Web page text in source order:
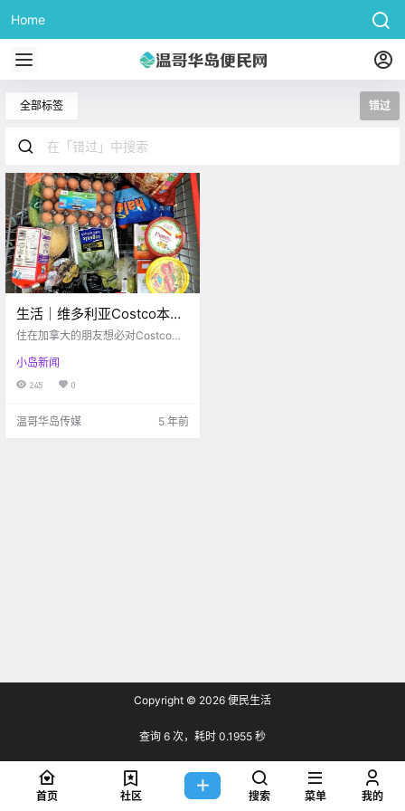
Home
全部标签 错过
生活｜维多利亚Costco本周
超强折扣精选，走过路过不
住在加拿大的朋友想必对Costco不
是有目共睹的。自小编从办了Costc
o的会员卡，就沉迷于逛Costco无法
天。 这篇文章小.
小岛新闻
245 0
温哥华岛传媒 5 年前
Copyright © 2026 便民生活
查询 6 次，耗时 0.1955 秒
首页 社区 搜索 菜单 我的